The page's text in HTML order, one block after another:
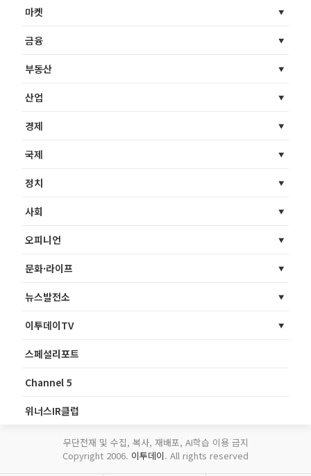
마켓
금융
부동산
산업
경제
국제
정치
사회
오피니언
문화·라이프
뉴스발전소
이투데이TV
스페셜리포트
Channel 5
위너스IR클럽
무단전재 및 수집, 복사, 재배포, AI학습 이용 금지
Copyright 2006. 이투데이. All rights reserved